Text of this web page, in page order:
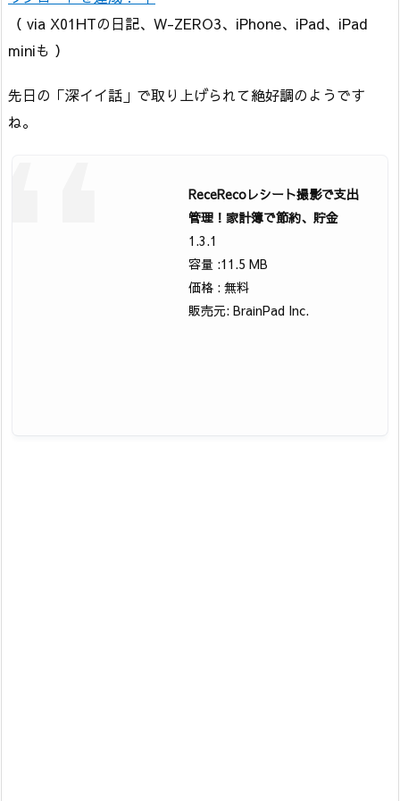
（ via X01HTの日記、W-ZERO3、iPhone、iPad、iPad
miniも ）
先日の「深イイ話」で取り上げられて絶好調のようです
ね。
ReceRecoレシート撮影で支出
管理！家計簿で節約、貯金
1.3.1
容量 :11.5 MB
価格 : 無料
販売元: BrainPad Inc.